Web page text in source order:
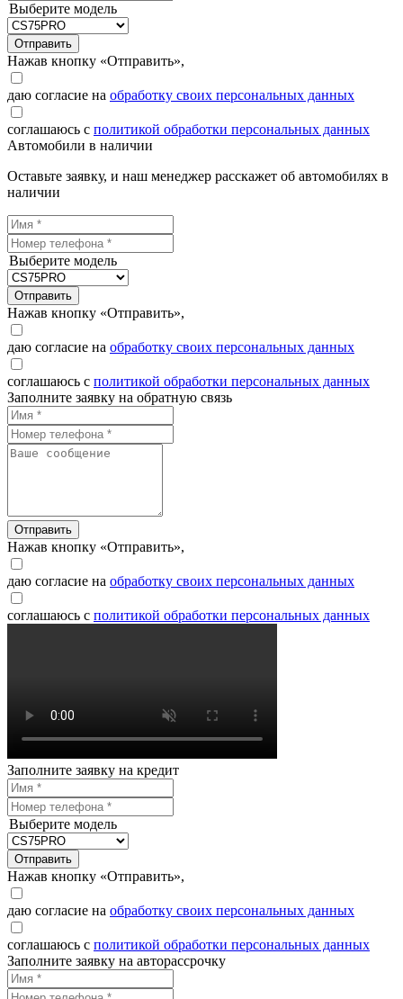
Выберите модель
Отправить
Нажав кнопку «Отправить»,
даю согласие на обработку своих персональных данных
соглашаюсь с политикой обработки персональных данных
Автомобили в наличии
Оставьте заявку, и наш менеджер расскажет об автомобилях в
наличии
Выберите модель
Отправить
Нажав кнопку «Отправить»,
даю согласие на обработку своих персональных данных
соглашаюсь с политикой обработки персональных данных
Заполните заявку на обратную связь
Отправить
Нажав кнопку «Отправить»,
даю согласие на обработку своих персональных данных
соглашаюсь с политикой обработки персональных данных
Заполните заявку на кредит
Выберите модель
Отправить
Нажав кнопку «Отправить»,
даю согласие на обработку своих персональных данных
соглашаюсь с политикой обработки персональных данных
Заполните заявку на авторассрочку